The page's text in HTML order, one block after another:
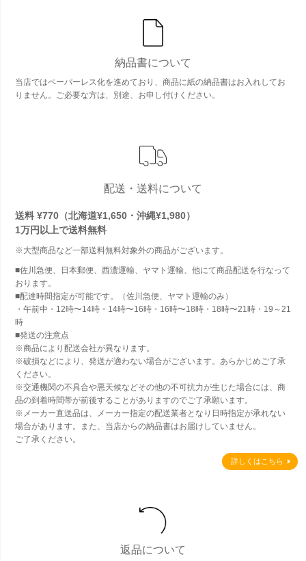
納品書について
当店ではペーパーレス化を進めており、商品に紙の納品書はお入れしてお
りません。ご必要な方は、別途、お申し付けください。
配送・送料について
送料 ¥770（北海道¥1,650・沖縄¥1,980）
1万円以上で送料無料
※大型商品など一部送料無料対象外の商品がございます。
■佐川急便、日本郵便、西濃運輸、ヤマト運輸、他にて商品配送を行なって
おります。
■配達時間指定が可能です。（佐川急便、ヤマト運輸のみ）
・午前中・12時〜14時・14時〜16時・16時〜18時・18時〜21時・19～21
時
■発送の注意点
※商品により配送会社が異なります。
※破損などにより、発送が適わない場合がございます。あらかじめご了承
ください。
※交通機関の不具合や悪天候などその他の不可抗力が生じた場合には、商
品の到着時間帯が前後することがありますのでご了承願います。
※メーカー直送品は、メーカー指定の配送業者となり日時指定が承れない
場合があります。また、当店からの納品書はお届けしていません。
ご了承ください。
詳しくはこちら
返品について